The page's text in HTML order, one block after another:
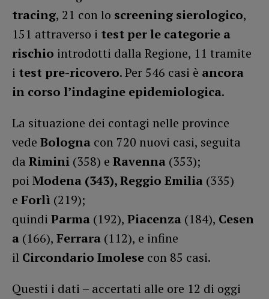
tracing, 21 con lo screening sierologico,
151 attraverso i test per le categorie a
rischio introdotti dalla Regione, 11 tramite
i test pre-ricovero. Per 546 casi è ancora
in corso l’indagine epidemiologica.
La situazione dei contagi nelle province
vede Bologna con 720 nuovi casi, seguita
da Rimini (358) e Ravenna (353);
poi Modena (343), Reggio Emilia (335)
e Forlì (219);
quindi Parma (192), Piacenza (184), Cesen
a (166), Ferrara (112), e infine
il Circondario Imolese con 85 casi.
Questi i dati – accertati alle ore 12 di oggi